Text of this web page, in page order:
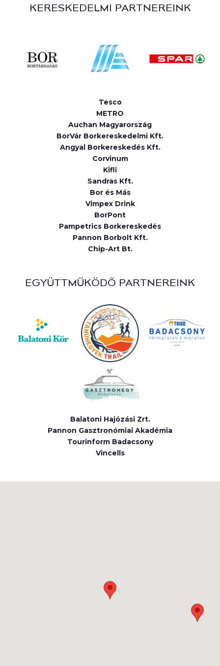
KERESKEDELMI PARTNEREINK
Tesco
METRO
Auchan Magyarország
BorVár Borkereskedelmi Kft.
Angyal Borkereskedés Kft.
Corvinum
Kifli
Sandras Kft.
Bor és Más
Vimpex Drink
BorPont
Pampetrics Borkereskedés
Pannon Borbolt Kft.
Chip-Art Bt.
EGYÜTTMŰKÖDŐ PARTNEREINK
Balatoni Hajózási Zrt.
Pannon Gasztronómiai Akadémia
Tourinform Badacsony
Vincells